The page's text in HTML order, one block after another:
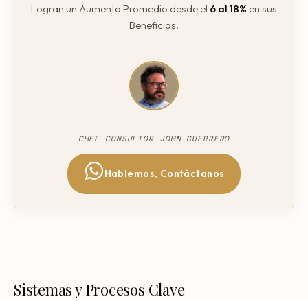
Logran un Aumento Promedio desde el 6 al 18% en sus
Beneficios!
CHEF CONSULTOR JOHN GUERRERO
Hablemos, Contáctanos
Sistemas y Procesos Clave